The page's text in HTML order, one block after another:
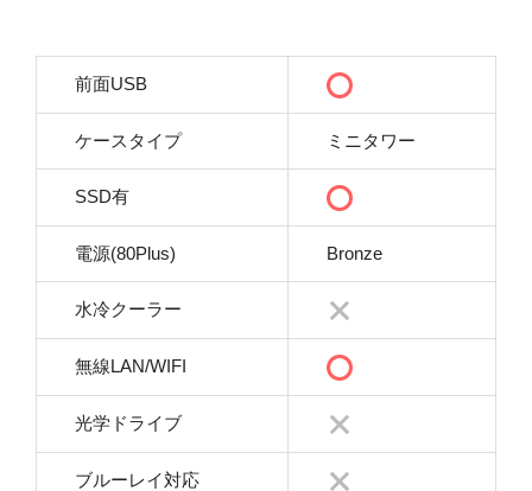
前面USB
ケースタイプ ミニタワー
SSD有
電源(80Plus) Bronze
水冷クーラー
無線LAN/WIFI
光学ドライブ
ブルーレイ対応